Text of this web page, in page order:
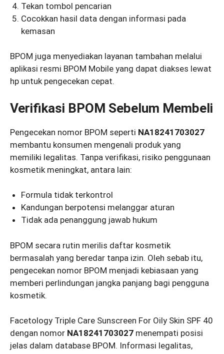
Tekan tombol pencarian
Cocokkan hasil data dengan informasi pada
kemasan
BPOM juga menyediakan layanan tambahan melalui
aplikasi resmi BPOM Mobile yang dapat diakses lewat
hp untuk pengecekan cepat.
Verifikasi BPOM Sebelum Membeli
Pengecekan nomor BPOM seperti NA18241703027
membantu konsumen mengenali produk yang
memiliki legalitas. Tanpa verifikasi, risiko penggunaan
kosmetik meningkat, antara lain:
Formula tidak terkontrol
Kandungan berpotensi melanggar aturan
Tidak ada penanggung jawab hukum
BPOM secara rutin merilis daftar kosmetik
bermasalah yang beredar tanpa izin. Oleh sebab itu,
pengecekan nomor BPOM menjadi kebiasaan yang
memberi perlindungan jangka panjang bagi pengguna
kosmetik.
Facetology Triple Care Sunscreen For Oily Skin SPF 40
dengan nomor NA18241703027 menempati posisi
jelas dalam database BPOM. Informasi legalitas,